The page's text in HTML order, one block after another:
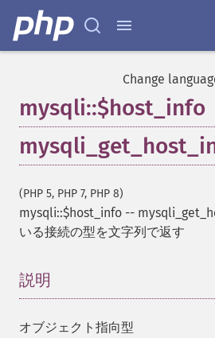
Change
mysqli::$host_info
(PHP 5, PHP 7, PHP 8)
mysqli::$host_info --
いる接続の型を文字列で返す
説明
オブジェクト指向型